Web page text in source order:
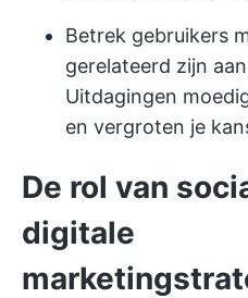
Betrek gebruikers
gerelateerd zijn
Uitdagingen
en vergroten je
De rol van
digitale